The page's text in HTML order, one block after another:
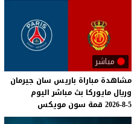
مباشر
مشاهدة مباراة باريس سان جيرمان
وريال مايوركا بث مباشر اليوم
5-8-2026
قمة سون مويكس